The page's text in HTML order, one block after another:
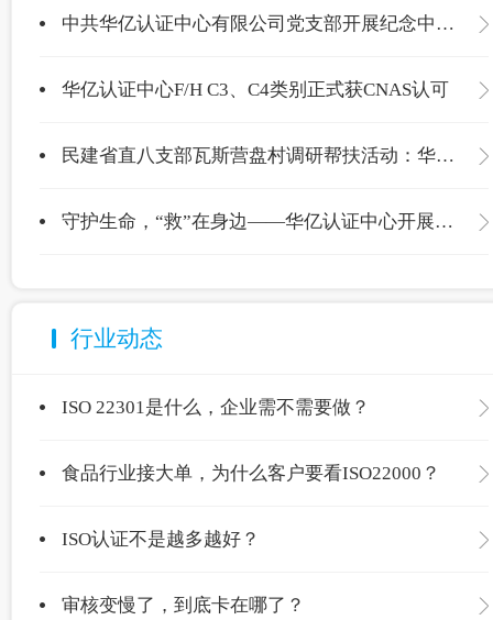
中共华亿认证中心有限公司党支部开展纪念中国共产党成立105周年主题党日活动
华亿认证中心F/H C3、C4类别正式获CNAS认可
民建省直八支部瓦斯营盘村调研帮扶活动：华亿认证中心爱心捐赠温暖校园
守护生命，“救”在身边——华亿认证中心开展应急救护专项培训
行业动态
ISO 22301是什么，企业需不需要做？
食品行业接大单，为什么客户要看ISO22000？
ISO认证不是越多越好？
审核变慢了，到底卡在哪了？